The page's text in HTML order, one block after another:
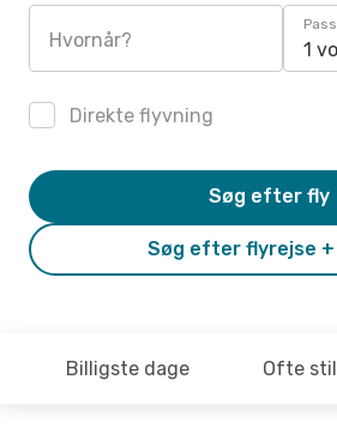
Hvornår? 1
Direkte flyvning
Søg efter flyrejse
Søg efter fly
Billigste dage Ofte